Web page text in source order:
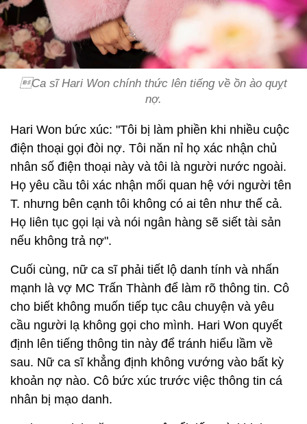
Ca sĩ Hari Won chính thức lên tiếng về ồn ào quỵt
nợ.
Hari Won bức xúc: "Tôi bị làm phiền khi nhiều cuộc
điện thoại gọi đòi nợ. Tôi năn nỉ họ xác nhận chủ
nhân số điện thoại này và tôi là người nước ngoài.
Họ yêu cầu tôi xác nhận mối quan hệ với người tên
T. nhưng bên cạnh tôi không có ai tên như thế cả.
Họ liên tục gọi lại và nói ngân hàng sẽ siết tài sản
nếu không trả nợ".
Cuối cùng, nữ ca sĩ phải tiết lộ danh tính và nhấn
mạnh là vợ MC Trấn Thành để làm rõ thông tin. Cô
cho biết không muốn tiếp tục câu chuyện và yêu
cầu người lạ không gọi cho mình. Hari Won quyết
định lên tiếng thông tin này để tránh hiểu lầm về
sau. Nữ ca sĩ khẳng định không vướng vào bất kỳ
khoản nợ nào. Cô bức xúc trước việc thông tin cá
nhân bị mạo danh.